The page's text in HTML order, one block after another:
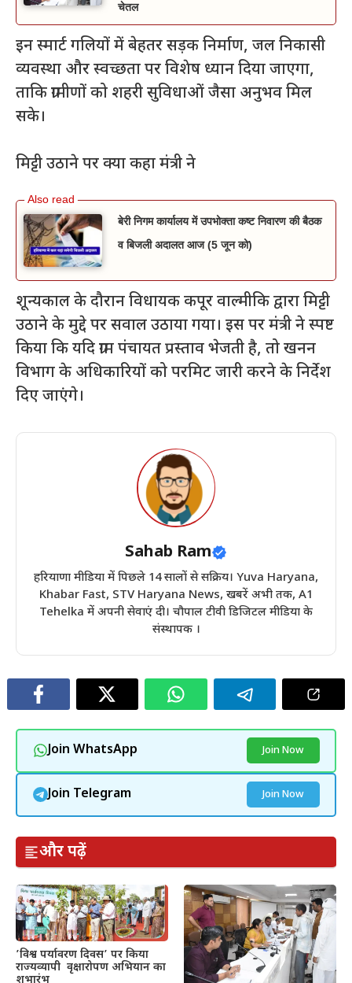
चेतल
इन स्मार्ट गलियों में बेहतर सड़क निर्माण, जल निकासी
व्यवस्था और स्वच्छता पर विशेष ध्यान दिया जाएगा,
ताकि ग्रामीणों को शहरी सुविधाओं जैसा अनुभव मिल
सके।
मिट्टी उठाने पर क्या कहा मंत्री ने
बेरी निगम कार्यालय में उपभोक्ता कष्ट निवारण की बैठक
व बिजली अदालत आज (5 जून को)
शून्यकाल के दौरान विधायक कपूर वाल्मीकि द्वारा मिट्टी
उठाने के मुद्दे पर सवाल उठाया गया। इस पर मंत्री ने स्पष्ट
किया कि यदि ग्राम पंचायत प्रस्ताव भेजती है, तो खनन
विभाग के अधिकारियों को परमिट जारी करने के निर्देश
दिए जाएंगे।
Sahab Ram
हरियाणा मीडिया में पिछले 14 सालों से सक्रिय। Yuva Haryana,
Khabar Fast, STV Haryana News, खबरें अभी तक, A1
Tehelka में अपनी सेवाएं दी। चौपाल टीवी डिजिटल मीडिया के
संस्थापक ।
Join WhatsApp Join Now
Join Telegram Join Now
और पढ़ें
’विश्व पर्यावरण दिवस’ पर किया
राज्यव्यापी वृक्षारोपण अभियान का